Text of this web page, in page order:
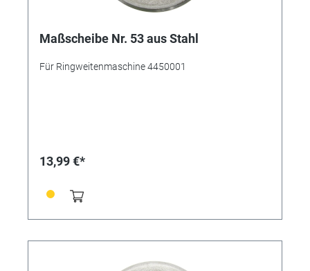
Maßscheibe Nr. 53 aus Stahl
Für Ringweitenmaschine 4450001
13,99 €*